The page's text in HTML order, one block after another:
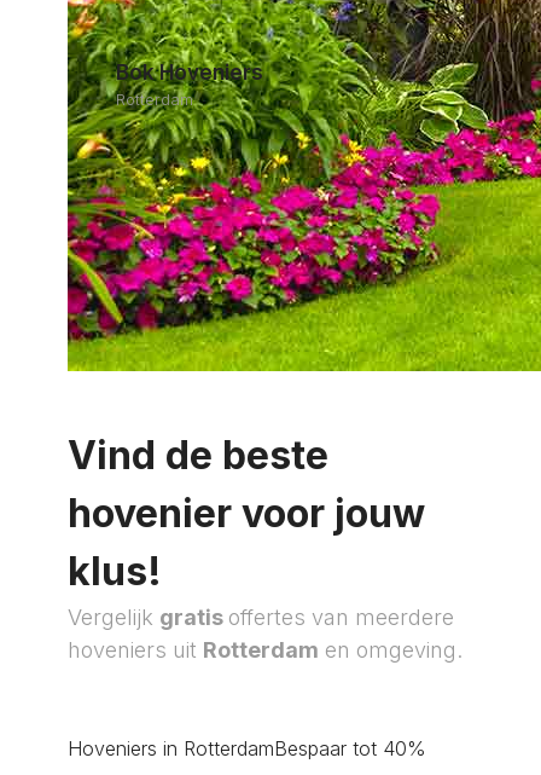
Bok Hoveniers
Rotterdam
Vind de beste
hovenier voor jouw
klus!
Vergelijk gratis offertes van meerdere
hoveniers uit Rotterdam en omgeving.
Hoveniers in RotterdamBespaar tot 40%